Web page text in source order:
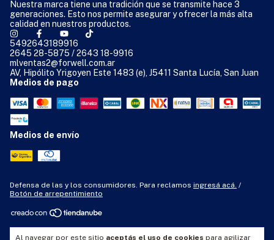
Al navegar por este sitio aceptás el uso de cookies para agilizar
Nuestra marca tiene una tradición que se transmite hace 3
generaciones. Esto nos permite asegurar y ofrecer la más alta
calidad en nuestros productos.
5492643189916
2645 28-5875 / 2643 18-9916
mlventas2@forwell.com.ar
AV, Hipólito Yrigoyen Este 1483 (e), J5411 Santa Lucía, San Juan
Medios de pago
Medios de envío
Defensa de las y los consumidores. Para reclamos ingresá acá. /
Botón de arrepentimiento
Copyright Forwell - Doble Tracción SRL - 33716674059 - 2026. Todos